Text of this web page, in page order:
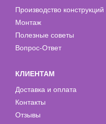
Производство конструкций
Монтаж
Полезные советы
Вопрос-Ответ
КЛИЕНТАМ
Доставка и оплата
Контакты
Отзывы